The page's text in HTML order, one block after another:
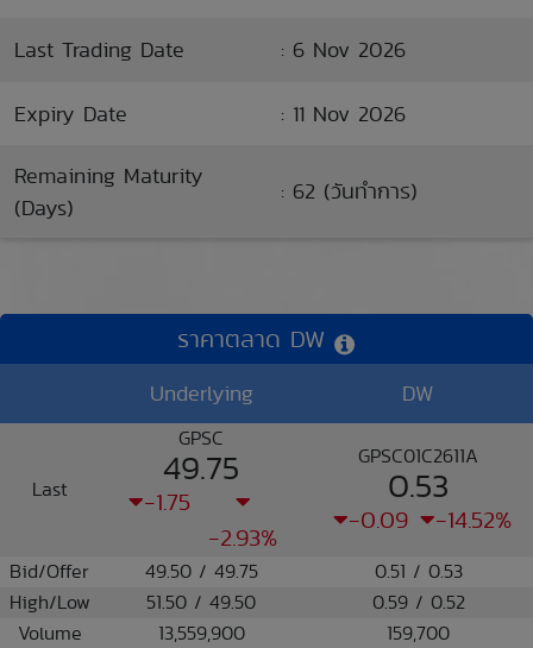
Last Trading Date : 6 Nov 2026
Expiry Date : 11 Nov 2026
Remaining Maturity
(Days)
: 62 (วันทำการ)
ราคาตลาด DW
Underlying DW
Last
GPSC
49.75
-1.75
-2.93%
GPSC01C2611A
0.53
-0.09 -14.52%
Bid/Offer 49.50 / 49.75
0.51 / 0.53
High/Low
51.50 / 49.50
0.59 / 0.52
Volume
13,559,900
159,700